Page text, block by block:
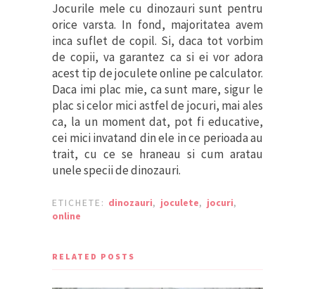
Jocurile mele cu dinozauri sunt pentru
orice varsta. In fond, majoritatea avem
inca suflet de copil. Si, daca tot vorbim
de copii, va garantez ca si ei vor adora
acest tip de joculete online pe calculator.
Daca imi plac mie, ca sunt mare, sigur le
plac si celor mici astfel de jocuri, mai ales
ca, la un moment dat, pot fi educative,
cei mici invatand din ele in ce perioada au
trait, cu ce se hraneau si cum aratau
unele specii de dinozauri.
ETICHETE: dinozauri, joculete, jocuri,
online
RELATED POSTS